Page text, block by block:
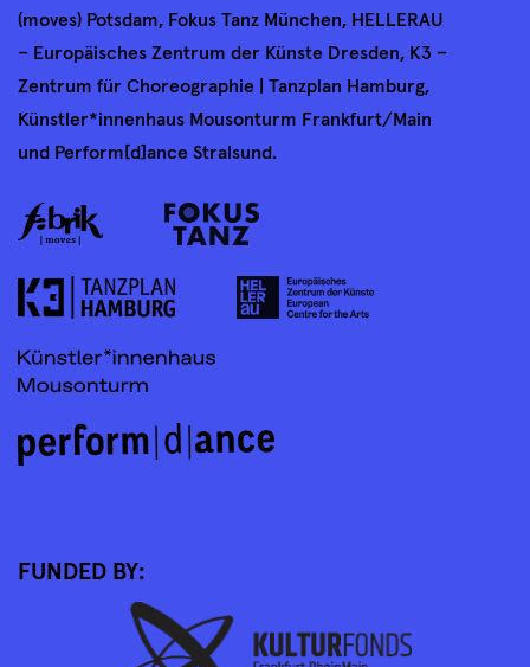
(moves) Potsdam, Fokus Tanz München, HELLERAU
– Europäisches Zentrum der Künste Dresden, K3 –
Zentrum für Choreographie | Tanzplan Hamburg,
Künstler*innenhaus Mousonturm Frankfurt/Main
und Perform[d]ance Stralsund.
FUNDED BY: